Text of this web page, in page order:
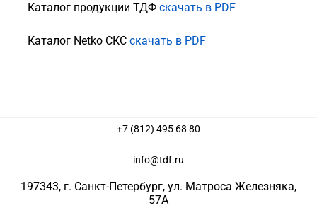
Каталог продукции ТДФ скачать в PDF
Каталог Netko СКС скачать в PDF
+7 (812) 495 68 80
info@tdf.ru
197343, г. Санкт-Петербург, ул. Матроса Железняка,
57A